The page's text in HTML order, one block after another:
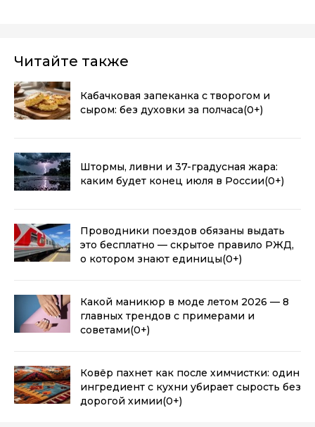
Читайте также
Кабачковая запеканка с творогом и
сыром: без духовки за полчаса(0+)
Штормы, ливни и 37-градусная жара:
каким будет конец июля в России(0+)
Проводники поездов обязаны выдать
это бесплатно — скрытое правило РЖД,
о котором знают единицы(0+)
Какой маникюр в моде летом 2026 — 8
главных трендов с примерами и
советами(0+)
Ковёр пахнет как после химчистки: один
ингредиент с кухни убирает сырость без
дорогой химии(0+)